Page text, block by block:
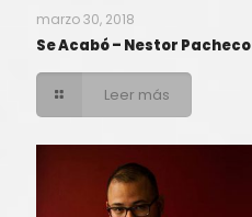
marzo 30, 2018
Se Acabó – Nestor Pacheco
Leer más